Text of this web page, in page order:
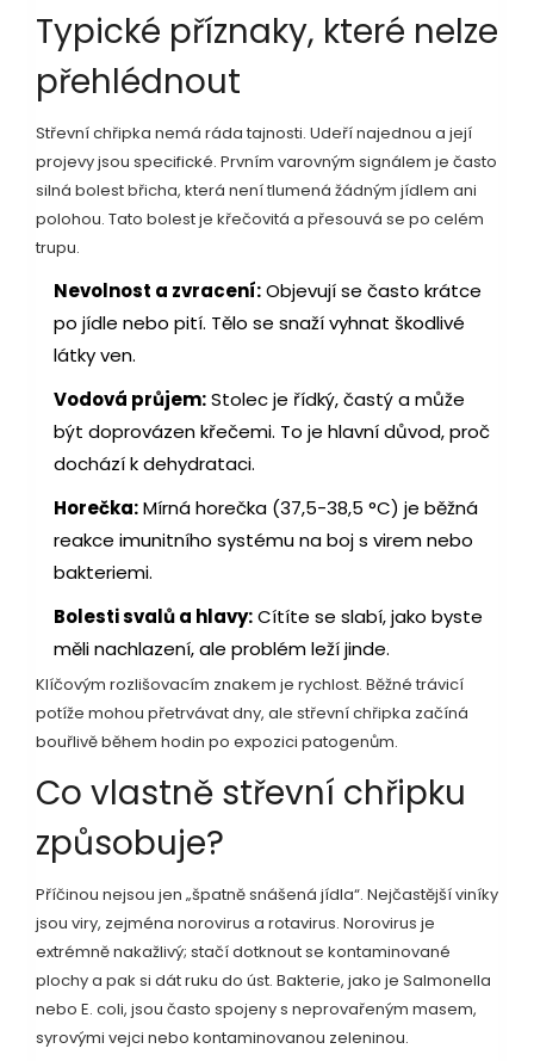
Typické příznaky, které nelze
přehlédnout
Střevní chřipka nemá ráda tajnosti. Udeří najednou a její
projevy jsou specifické. Prvním varovným signálem je často
silná bolest břicha, která není tlumená žádným jídlem ani
polohou. Tato bolest je křečovitá a přesouvá se po celém
trupu.
Nevolnost a zvracení:Objevují se často krátce
po jídle nebo pití. Tělo se snaží vyhnat škodlivé
látky ven.
Vodová průjem:Stolec je řídký, častý a může
být doprovázen křečemi. To je hlavní důvod, proč
dochází k dehydrataci.
Horečka:Mírná horečka (37,5-38,5 °C) je běžná
reakce imunitního systému na boj s virem nebo
bakteriemi.
Bolesti svalů a hlavy:Cítíte se slabí, jako byste
měli nachlazení, ale problém leží jinde.
Klíčovým rozlišovacím znakem je rychlost. Běžné trávicí
potíže mohou přetrvávat dny, ale střevní chřipka začíná
bouřlivě během hodin po expozici patogenům.
Co vlastně střevní chřipku
způsobuje?
Příčinou nejsou jen „špatně snášená jídla“. Nejčastější viníky
jsou viry, zejména norovirus a rotavirus. Norovirus je
extrémně nakažlivý; stačí dotknout se kontaminované
plochy a pak si dát ruku do úst. Bakterie, jako je Salmonella
nebo E. coli, jsou často spojeny s neprovařeným masem,
syrovými vejci nebo kontaminovanou zeleninou.